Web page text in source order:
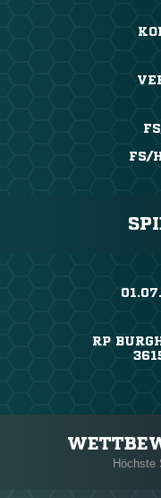
FS/
RP
Höchste